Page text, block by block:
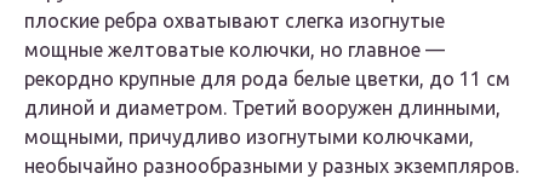
плоские ребра охватывают слегка изогнутые
мощные желтоватые колючки, но главное —
рекордно крупные для рода белые цветки, до 11 см
длиной и диаметром. Третий вооружен длинными,
мощными, причудливо изогнутыми колючками,
необычайно разнообразными у разных экземпляров.